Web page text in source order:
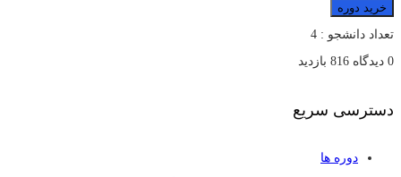
خرید دوره
تعداد دانشجو : 4
0 دیدگاه
816 بازدید
دسترسی سریع
دوره ها